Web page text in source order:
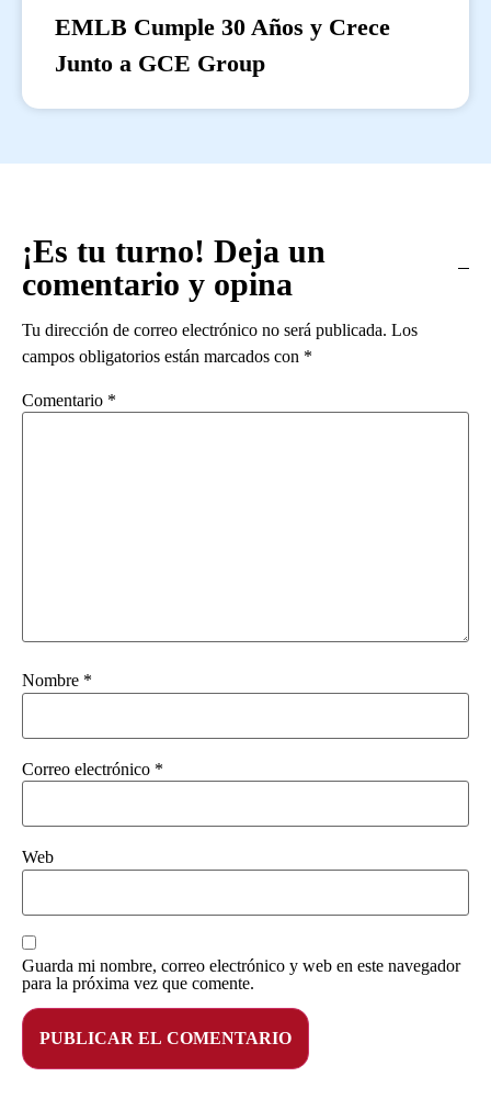
EMLB Cumple 30 Años y Crece
Junto a GCE Group
¡Es tu turno! Deja un
comentario y opina
Tu dirección de correo electrónico no será publicada. Los
campos obligatorios están marcados con *
Comentario *
Nombre *
Correo electrónico *
Web
Guarda mi nombre, correo electrónico y web en este navegador
para la próxima vez que comente.